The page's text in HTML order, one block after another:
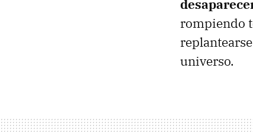
rompiendo
universo.